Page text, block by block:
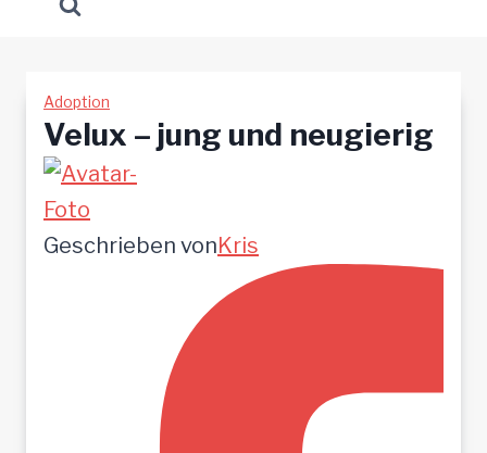
Adoption
Velux – jung und neugierig
Geschrieben vonKris